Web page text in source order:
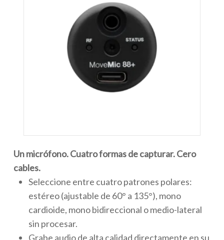
Un micrófono. Cuatro formas de capturar. Cero
cables.
Seleccione entre cuatro patrones polares:
estéreo (ajustable de 60° a 135°), mono
cardioide, mono bidireccional o medio-lateral
sin procesar.
Grabe audio de alta calidad directamente en su